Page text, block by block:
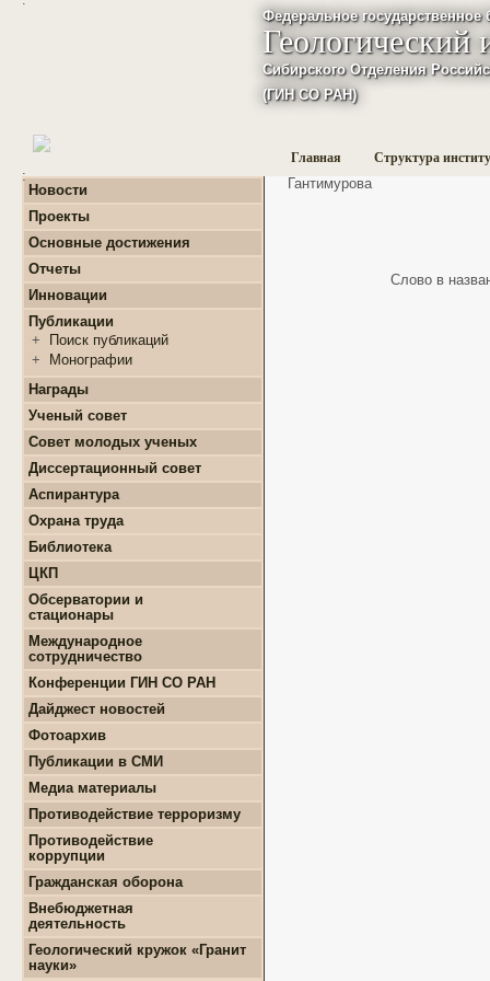
Федеральное
Сибирского Отделения
(ГИН СО РАН)
Главная Структура
:
Новости
Проекты
+
базовые проекты по
приоритетным
+ Гранты
+ Международные
проекты и соглашения
+
Завершенные проекты.
Основные достижения
Отчеты
+
Фундаментальные
базовые проекты по
приоритетным
направлениям РАН
Программы Президиума
РАН
+
Программы Отделения
наук о Земле РАН
+ Проекты Комплексной
программы Сибирского
отделения РАН
Инновации
Публикации
+
Поиск публикаций
+
Монографии
Награды
Ученый совет
Совет молодых ученых
+
+
Список молодых ученых
+
Положение о СМУ ГИН
СО РАН
+ ФЦП "ЖИЛИЩЕ"
+ Популяризация науки
Диссертационный совет
Аспирантура
+
деятельность
+ Информация для
поступающих
+ Поступление в ВУЗ
онлайн
+ Аттестация аспирантов
+ Личные кабинеты
аспирантов
+
Нормативные документы
+
Полезные ссылки
Охрана труда
Библиотека
ЦКП
+
+ Оборудование
+
образцов
+ Документы
Обсерватории и
стационары
+
+ Обсерватории
+
Стационары
+
Контакты
Международное
сотрудничество
Конференции ГИН СО РАН
Дайджест новостей
+
Геология
+ Месторождения
+ Землятрясения
+
Вулканы
+
+ Экономика
+ Палеонтология
+ Интересно
Фотоархив
Публикации в СМИ
Медиа материалы
Противодействие терроризму
Противодействие
коррупции
+
Нормативно-правовые и
иные акты в сфере
противодействия
коррупции
+
Методические
материалы
+ Формы документов,
Гражданская оборона
Внебюджетная
деятельность
+
Геологоразведочные
работы
Геотехнические
Геологический кружок «Гранит
науки»
Гантимурова
Слово в